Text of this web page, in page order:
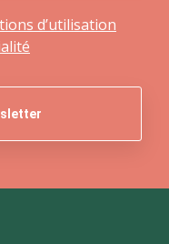
d’utilisation